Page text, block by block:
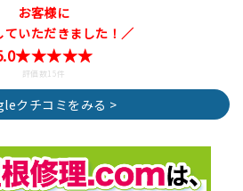
お客様に
ていただきました！／
評価数15件
クチコミをみる >